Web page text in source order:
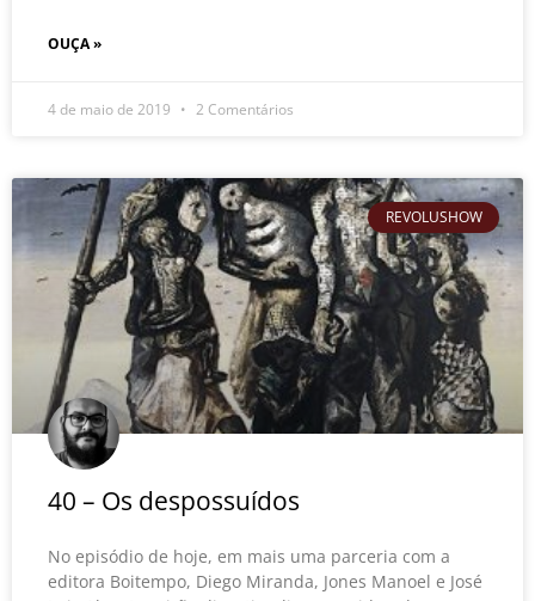
OUÇA »
4 de maio de 2019 2 Comentários
REVOLUSHOW
40 – Os despossuídos
No episódio de hoje, em mais uma parceria com a
editora Boitempo, Diego Miranda, Jones Manoel e José